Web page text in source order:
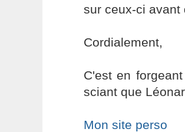
sur ceux-ci avant
Cordialement,
C'est en
sciant que
Mon site perso